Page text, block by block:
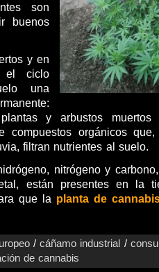
son
buenos
y en
el ciclo
una
y arbustos muertos
compuestos orgánicos
filtran nutrientes al suelo.
nitrógeno y
están presentes en la
que la planta de
/cáñamo industrial /
de cannabis